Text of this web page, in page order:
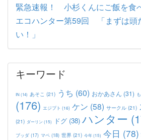
緊急速報！ 小杉くんにご飯を食
エコハンター第59回 「まずは頭
い！」
キーワード
IN(14) あそこ (21) うち (60) おかあさん (31)
(176) エジプト (16) ケン (58) サークル (21)
(21) ダーリン(15) ドグ (38) ハンター
ブッダ (17) マペ (18) 世界 (21) 今年(15) 今日 (78)